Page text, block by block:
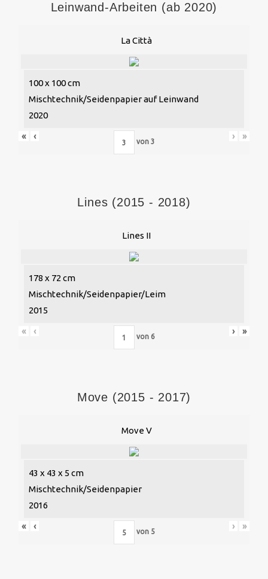
Leinwand-Arbeiten (ab 2020)
La Città
100 x 100 cm
Mischtechnik/Seidenpapier auf Leinwand
2020
« ‹
von 3
› »
Lines (2015 - 2018)
Lines II
178 x 72 cm
Mischtechnik/Seidenpapier/Leim
2015
« ‹
von 6
› »
Move (2015 - 2017)
Move V
43 x 43 x 5 cm
Mischtechnik/Seidenpapier
2016
« ‹
von 5
› »